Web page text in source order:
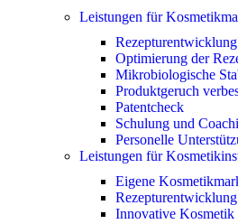
Leistungen für
Rezepturentwicklung
Optimierung der
Mikrobiologische
Produktgeruch
Patentcheck
Schulung und
Personelle
Leistungen für
Eigene
Rezepturentwicklung
Innovative Kosmetik